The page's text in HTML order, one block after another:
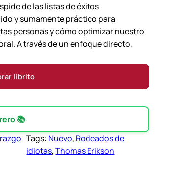
de las listas de éxitos
y sumamente práctico para
personas y cómo optimizar nuestro
A través de un enfoque directo,
librito
📚
Tags: Nuevo, Rodeados de
idiotas, Thomas Erikson